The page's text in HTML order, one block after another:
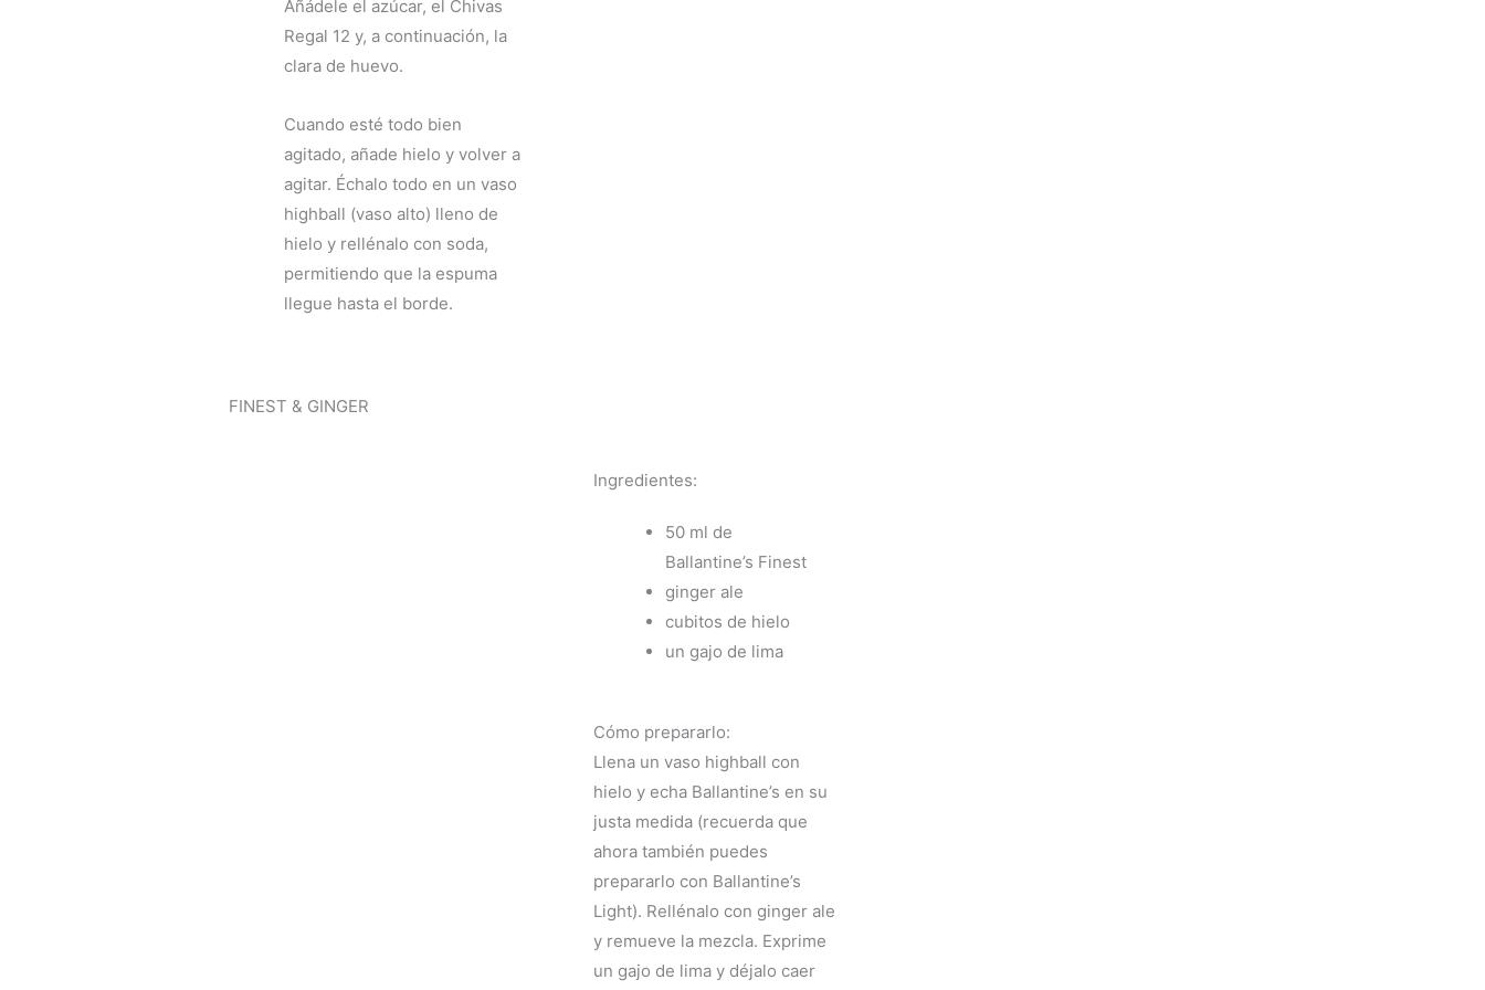
Añádele el azúcar, el Chivas
Regal 12 y, a continuación, la
clara de huevo.
Cuando esté todo bien
agitado, añade hielo y volver a
agitar. Échalo todo en un vaso
highball (vaso alto) lleno de
hielo y rellénalo con soda,
permitiendo que la espuma
llegue hasta el borde.
FINEST & GINGER
Ingredientes:
50 ml de
Ballantine’s Finest
ginger ale
cubitos de hielo
un gajo de lima
Cómo prepararlo:
Llena un vaso highball con
hielo y echa Ballantine’s en su
justa medida (recuerda que
ahora también puedes
prepararlo con Ballantine’s
Light). Rellénalo con ginger ale
y remueve la mezcla. Exprime
un gajo de lima y déjalo caer